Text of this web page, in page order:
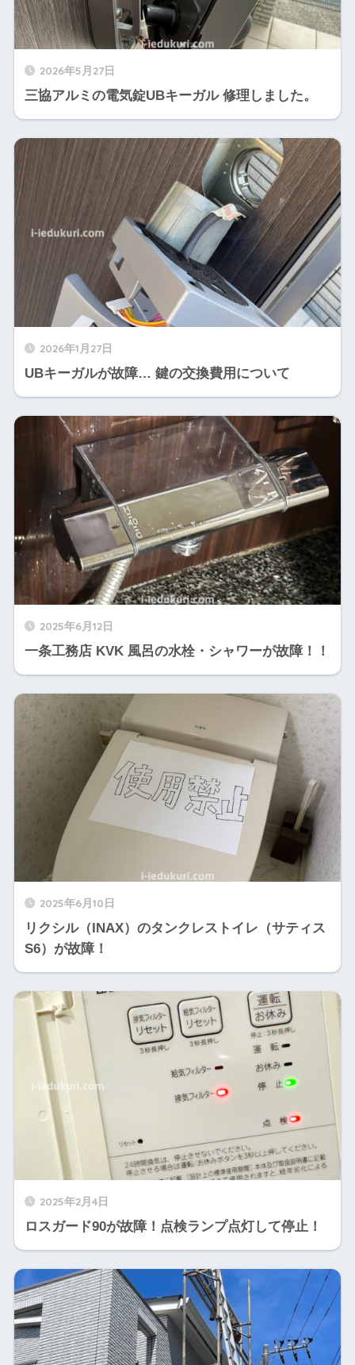
2026年5月27日
三協アルミの電気錠UBキーガル 修理しました。
2026年1月27日
UBキーガルが故障… 鍵の交換費用について
2025年6月12日
一条工務店 KVK 風呂の水栓・シャワーが故障！！
2025年6月10日
リクシル（INAX）のタンクレストイレ（サティス
S6）が故障！
2025年2月4日
ロスガード90が故障！点検ランプ点灯して停止！